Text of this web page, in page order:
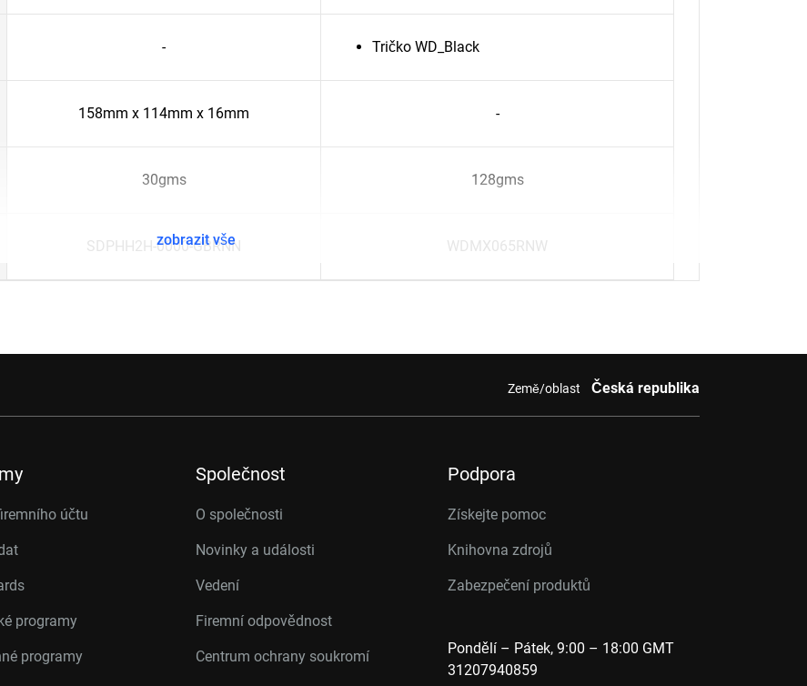
- Tričko WD_Black
158mm x 114mm x 16mm -
30gms 128gms
SDPHH2H-0000-GBRNN WDMX065RNW
zobrazit vše
Země/oblast Česká republika
účtu
programy
programy
Společnost
O společnosti
Novinky a události
Vedení
Firemní odpovědnost
Centrum ochrany soukromí
Podpora
Získejte pomoc
Knihovna zdrojů
Zabezpečení produktů
Pondělí – Pátek, 9:00 – 18:00 GMT
31207940859